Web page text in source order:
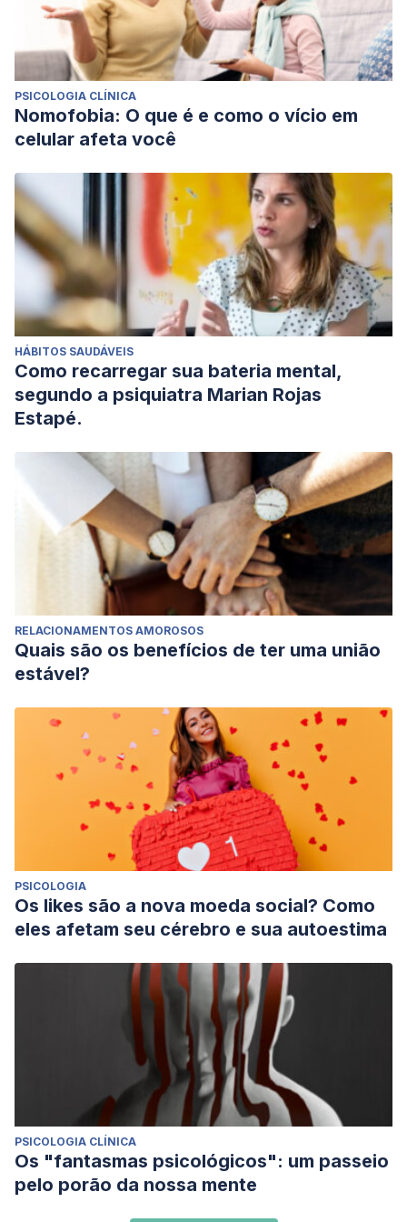
PSICOLOGIA CLÍNICA
Nomofobia: O que é e como o vício em
celular afeta você
HÁBITOS SAUDÁVEIS
Como recarregar sua bateria mental,
segundo a psiquiatra Marian Rojas
Estapé.
RELACIONAMENTOS AMOROSOS
Quais são os benefícios de ter uma união
estável?
PSICOLOGIA
Os likes são a nova moeda social? Como
eles afetam seu cérebro e sua autoestima
PSICOLOGIA CLÍNICA
Os "fantasmas psicológicos": um passeio
pelo porão da nossa mente